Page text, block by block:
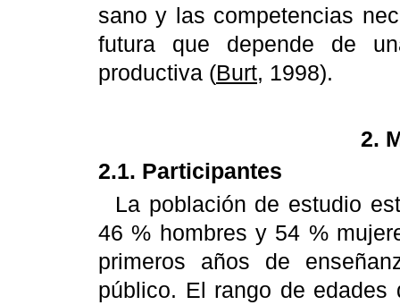
sano y las competencias
futura que depende de
productiva (Burt, 1998).
2.
2.1. Participantes
La población de estudio
46 % hombres y 54 %
primeros años de
público. El rango de